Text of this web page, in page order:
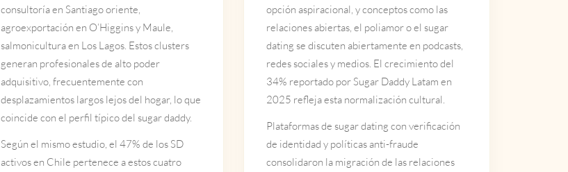
consultoría en Santiago oriente,
agroexportación en O’Higgins y Maule,
salmonicultura en Los Lagos. Estos clusters
generan profesionales de alto poder
adquisitivo, frecuentemente con
desplazamientos largos lejos del hogar, lo que
coincide con el perfil típico del sugar daddy.
Según el mismo estudio, el 47% de los SD
activos en Chile pertenece a estos cuatro
opción aspiracional, y conceptos como las
relaciones abiertas, el poliamor o el sugar
dating se discuten abiertamente en podcasts,
redes sociales y medios. El crecimiento del
34% reportado por Sugar Daddy Latam en
2025 refleja esta normalización cultural.
Plataformas de sugar dating con verificación
de identidad y políticas anti-fraude
consolidaron la migración de las relaciones